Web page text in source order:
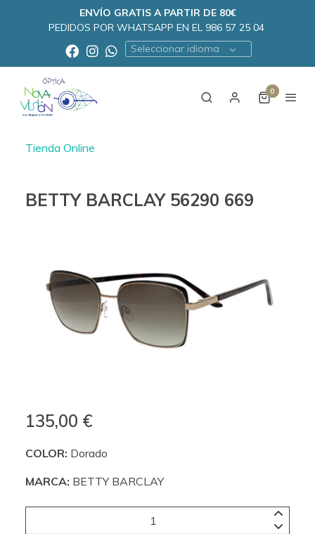
ENVÍO GRATIS A PARTIR DE 80€
PEDIDOS POR WHATSAPP EN EL 986 57 25 04
Seleccionar idioma
0
Tienda Online
BETTY BARCLAY 56290 669
135,00 €
COLOR: Dorado
MARCA: BETTY BARCLAY